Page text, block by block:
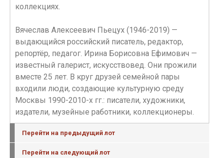
коллекциях.
Вячеслав Алексеевич Пьецух (1946-2019) —
выдающийся российский писатель, редактор,
репортёр, педагог. Ирина Борисовна Ефимович —
известный галерист, искусствовед. Они прожили
вместе 25 лет. В круг друзей семейной пары
входили люди, создающие культурную среду
Москвы 1990-2010-х гг.: писатели, художники,
издатели, музейные работники, коллекционеры.
Перейти на предыдущий лот
Перейти на следующий лот